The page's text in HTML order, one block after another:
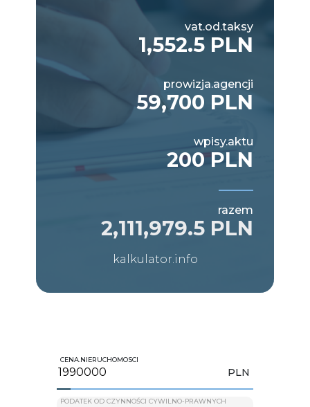
vat.od.taksy
1,552.5 PLN
prowizja.agencji
59,700 PLN
wpisy.aktu
200 PLN
razem
2,111,979.5 PLN
kalkulator.info
CENA.NIERUCHOMOSCI
PLN
PODATEK OD CZYNNOŚCI CYWILNO-PRAWNYCH